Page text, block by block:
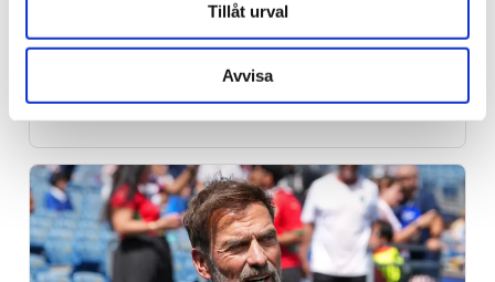
Tillåt urval
Avvisa
Tusentals i Karibien fick
synen återställd – tack
vare kristet sjukhus